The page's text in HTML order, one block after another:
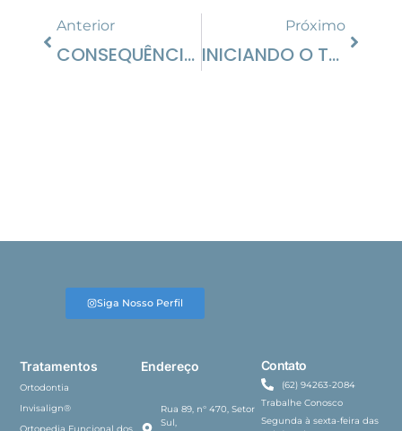
Anterior
CONSEQUÊNCIAS DA MALOCLUSÃO
Próximo
INICIANDO O TRATAMENTO INVISALIGN COM SEU ORTODONTISTA
Siga Nosso Perfil
Tratamentos
Ortodontia
Invisalign®
Ortopedia Funcional dos
Endereço
Rua 89, n° 470, Setor
Sul,
Contato
(62) 94263-2084
Trabalhe Conosco
Segunda à sexta-feira das